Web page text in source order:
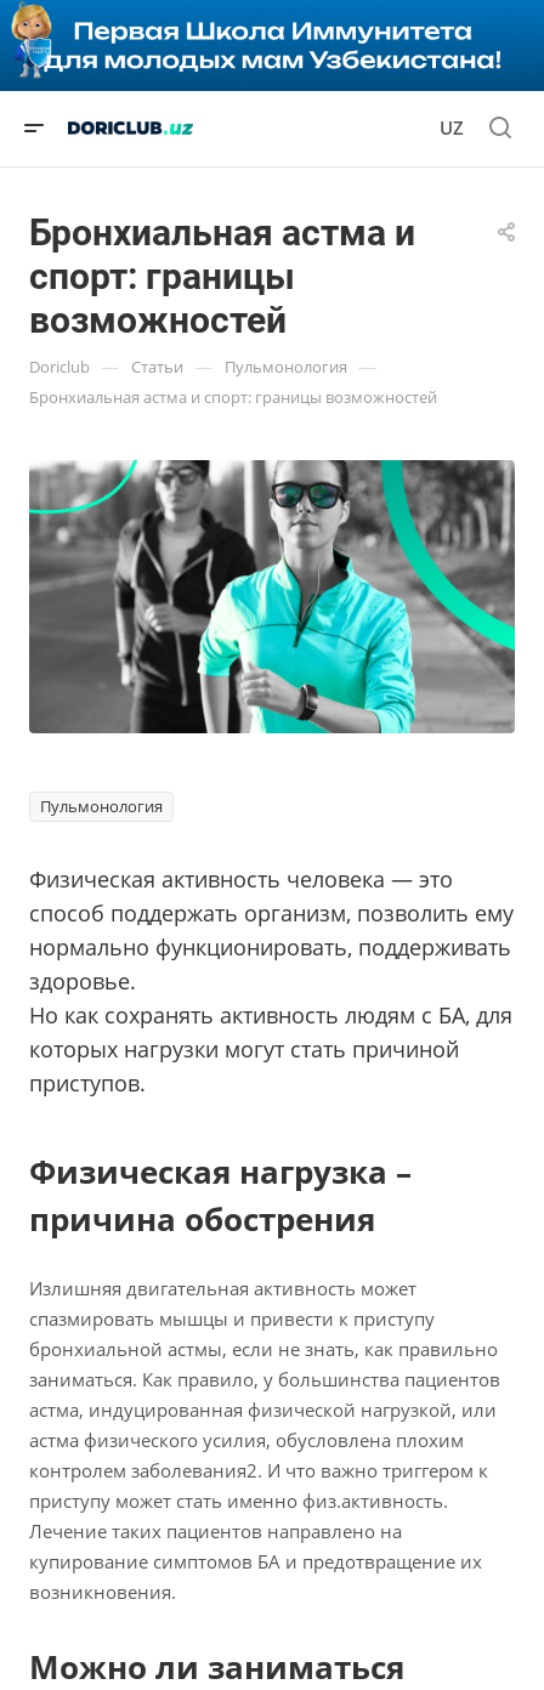
UZ
Бронхиальная астма и
спорт: границы
возможностей
Doriclub — Статьи — Пульмонология —
Бронхиальная астма и спорт: границы возможностей
Пульмонология
Физическая активность человека — это
способ поддержать организм, позволить ему
нормально функционировать, поддерживать
здоровье.
Но как сохранять активность людям с БА, для
которых нагрузки могут стать причиной
приступов.
Физическая нагрузка –
причина обострения
Излишняя двигательная активность может
спазмировать мышцы и привести к приступу
бронхиальной астмы, если не знать, как правильно
заниматься. Как правило, у большинства пациентов
астма, индуцированная физической нагрузкой, или
астма физического усилия, обусловлена плохим
контролем заболевания2. И что важно триггером к
приступу может стать именно физ.активность.
Лечение таких пациентов направлено на
купирование симптомов БА и предотвращение их
возникновения.
Можно ли заниматься